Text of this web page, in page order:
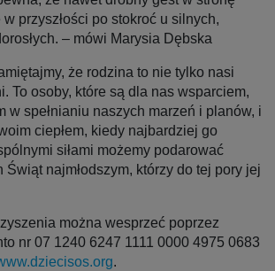
przyszłości po stokroć u silnych,
– mówi Marysia Dębska
że rodzina to nie tylko nasi
To osoby, które są dla nas wsparciem,
w spełnianiu naszych marzeń i planów, i
ciepłem, kiedy najbardziej go
siłami możemy podarować
Świąt najmłodszym, którzy do tej pory jej
można wesprzeć poprzez
nr 07 1240 6247 1111 0000 4975 0683
.